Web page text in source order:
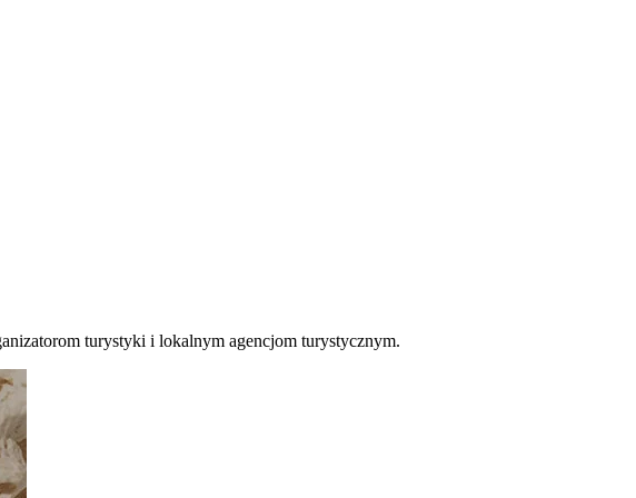
turystyki i lokalnym agencjom turystycznym.